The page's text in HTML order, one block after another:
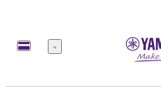
Меню